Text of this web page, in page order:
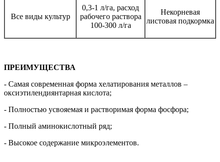
Все виды культур
0,3-1 л/га, расход
рабочего раствора
100-300 л/га
Некорневая
листовая подкормка
ПРЕИМУЩЕСТВА
- Самая современная форма хелатирования металлов –
оксиэтилендиянтарная кислота;
- Полностью усвояемая и растворимая форма фосфора;
- Полный аминокислотный ряд;
- Высокое содержание микроэлементов.